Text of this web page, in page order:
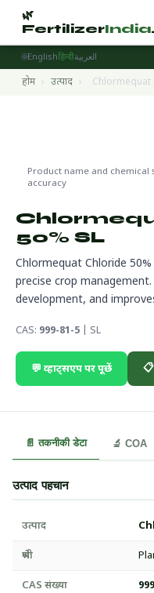
🌿
FertilizerIndia
🌐Englishहिन्दीالعربية
होम › उत्पाद › Chlormequat
Product name and chemical
accuracy
50% SL
Chlormequat Chloride
precise crop
development, and
CAS: 999-81-5 | SL
💬 व्हाट्सएप पर पूछें
📄 तकनीकी डेटा 🔬 COA
उत्पाद पहचान
उत्पाद
श्रेणी
CAS संख्या